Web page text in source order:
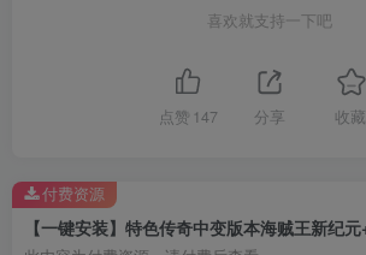
喜欢就支持一下吧
点赞 147 分享 收藏
付费资源